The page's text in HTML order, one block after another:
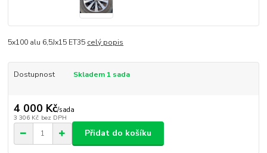
5x100 alu 6,5Jx15 ET35 celý popis
Dostupnost Skladem 1 sada
4 000 Kč/sada
3 306 Kč bez DPH
Přidat do košíku